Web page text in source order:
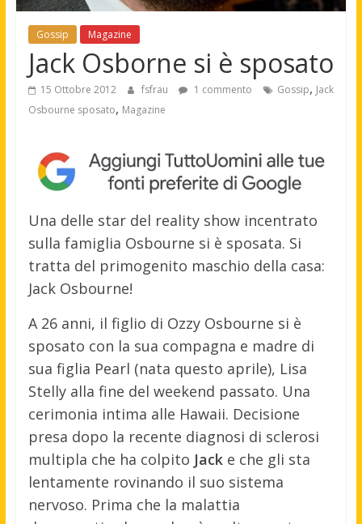
Gossip Magazine
Jack Osborne si è sposato
15 Ottobre 2012 fsfrau 1 commento Gossip, Jack
Osbourne sposato, Magazine
Una delle star del reality show incentrato
sulla famiglia Osbourne si è sposata. Si
tratta del primogenito maschio della casa:
Jack Osbourne!
A 26 anni, il figlio di Ozzy Osbourne si è
sposato con la sua compagna e madre di
sua figlia Pearl (nata questo aprile), Lisa
Stelly alla fine del weekend passato. Una
cerimonia intima alle Hawaii. Decisione
presa dopo la recente diagnosi di sclerosi
multipla che ha colpito Jack e che gli sta
lentamente rovinando il suo sistema
nervoso. Prima che la malattia